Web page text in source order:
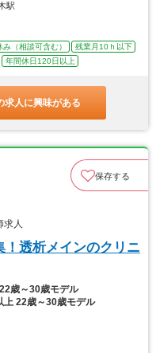
駅
み（相談可含む）
残業月10ｈ以下
年間休日120日以上
求人に興味がある
保存する
人
透析メインのクリニ
歳～30歳モデル
上 22歳～30歳モデル